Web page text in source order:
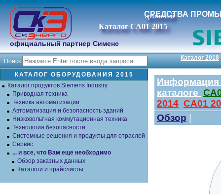
СРЕДСТВА
официальный партнер Сименс
Каталог СА01 2015
архивный
Поиск Каталог 2018
Информация
каталоге
2014 СА01
Обзор
КАТАЛОГ ОБОРУДОВАНИЯ 2015
Каталог продуктов Siemens Industry
Приводная техника
Техника автоматизации
Автоматизация и безопасность зданий
Низковольтная коммутационная техника
Технология безопасности
Системные решения и продукты для отраслей
Сервис
... и все, что Вам еще необходимо
Обзор заказных данных
Каталоги и прайслисты